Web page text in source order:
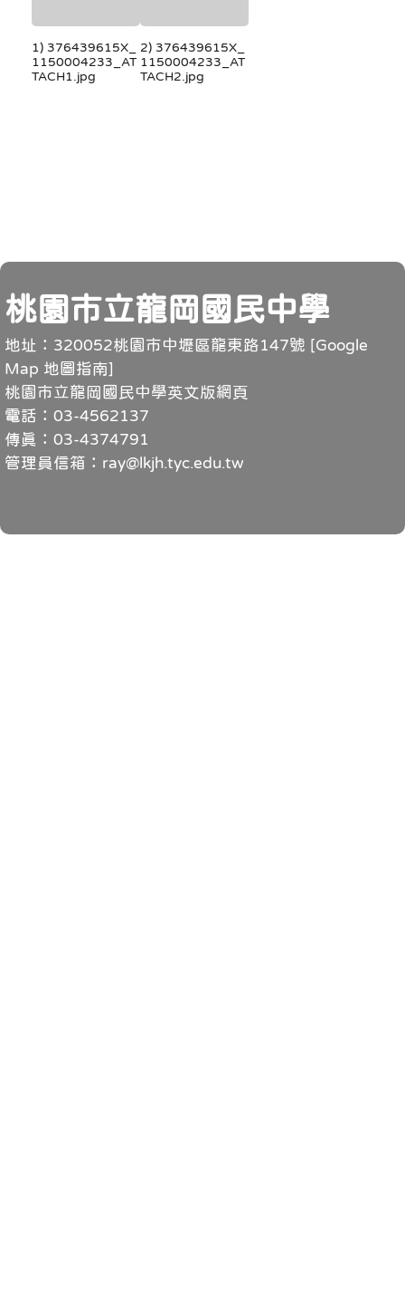
1) 376439615X_
1150004233_AT
TACH1.jpg
2) 376439615X_
1150004233_AT
TACH2.jpg
頁尾
桃園市立龍岡國民中學
地址：320052桃園市中壢區龍東路147號 [Google
Map 地圖指南]
桃園市立龍岡國民中學英文版網頁
電話：03-4562137
傳真：03-4374791
管理員信箱：ray@lkjh.tyc.edu.tw